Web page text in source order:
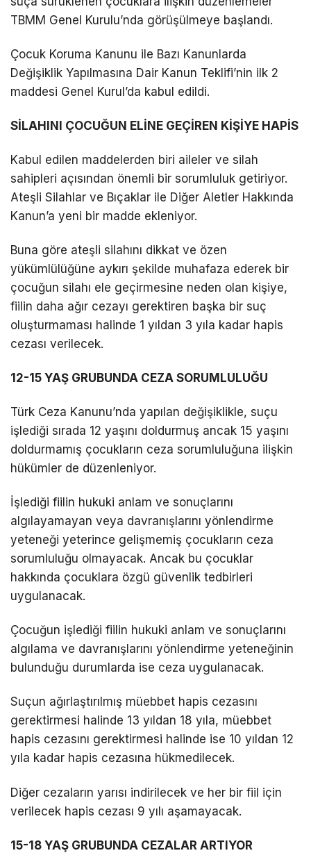
TBMM Genel Kurulu’nda görüşülmeye başlandı.
Çocuk Koruma Kanunu ile Bazı Kanunlarda
Değişiklik Yapılmasına Dair Kanun Teklifi’nin ilk 2
maddesi Genel Kurul’da kabul edildi.
SİLAHINI ÇOCUĞUN ELİNE GEÇİREN KİŞİYE HAPİS
Kabul edilen maddelerden biri aileler ve silah
sahipleri açısından önemli bir sorumluluk getiriyor.
Ateşli Silahlar ve Bıçaklar ile Diğer Aletler Hakkında
Kanun’a yeni bir madde ekleniyor.
Buna göre ateşli silahını dikkat ve özen
yükümlülüğüne aykırı şekilde muhafaza ederek bir
çocuğun silahı ele geçirmesine neden olan kişiye,
fiilin daha ağır cezayı gerektiren başka bir suç
oluşturmaması halinde 1 yıldan 3 yıla kadar hapis
cezası verilecek.
12-15 YAŞ GRUBUNDA CEZA SORUMLULUĞU
Türk Ceza Kanunu’nda yapılan değişiklikle, suçu
işlediği sırada 12 yaşını doldurmuş ancak 15 yaşını
doldurmamış çocukların ceza sorumluluğuna ilişkin
hükümler de düzenleniyor.
İşlediği fiilin hukuki anlam ve sonuçlarını
algılayamayan veya davranışlarını yönlendirme
yeteneği yeterince gelişmemiş çocukların ceza
sorumluluğu olmayacak. Ancak bu çocuklar
hakkında çocuklara özgü güvenlik tedbirleri
uygulanacak.
Çocuğun işlediği fiilin hukuki anlam ve sonuçlarını
algılama ve davranışlarını yönlendirme yeteneğinin
bulunduğu durumlarda ise ceza uygulanacak.
Suçun ağırlaştırılmış müebbet hapis cezasını
gerektirmesi halinde 13 yıldan 18 yıla, müebbet
hapis cezasını gerektirmesi halinde ise 10 yıldan 12
yıla kadar hapis cezasına hükmedilecek.
Diğer cezaların yarısı indirilecek ve her bir fiil için
verilecek hapis cezası 9 yılı aşamayacak.
15-18 YAŞ GRUBUNDA CEZALAR ARTIYOR